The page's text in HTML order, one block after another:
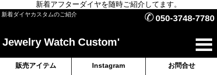
新着アフターダイヤを随時ご紹介してます。
新着ダイヤカスタムのご紹介 ✆ 050-3748-7780
Jewelry Watch Custom'
販売アイテム Instagram お問合せ